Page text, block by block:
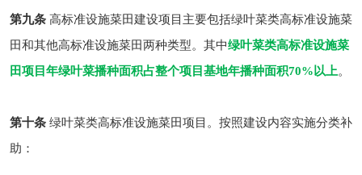
第九条高标准设施菜田建设项目主要包括绿叶菜类高标准设施菜
田和其他高标准设施菜田两种类型。其中绿叶菜类高标准设施菜
田项目年绿叶菜播种面积占整个项目基地年播种面积70%以上。
第十条绿叶菜类高标准设施菜田项目。按照建设内容实施分类补
助：